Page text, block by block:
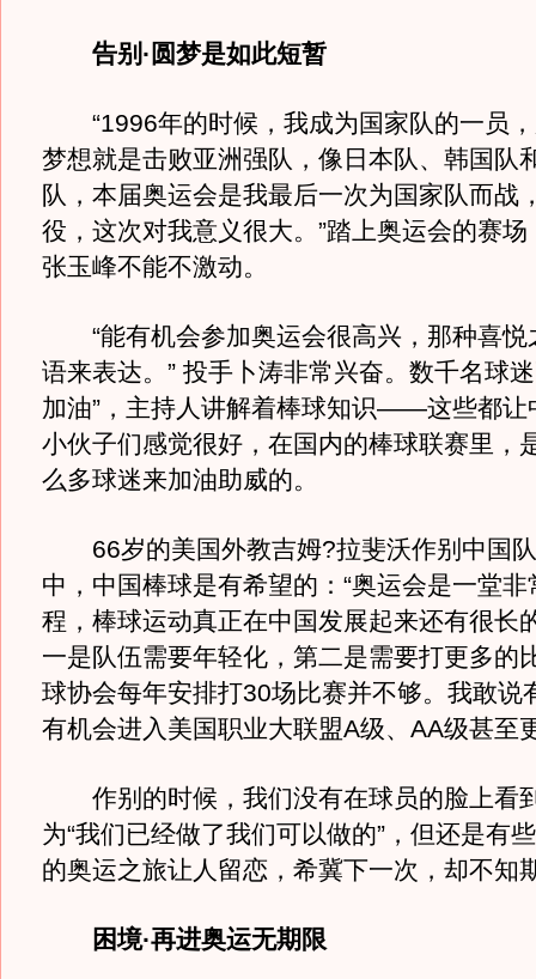
告别·圆梦是如此短暂
“1996年的时候，我成为国家队的一员，
梦想就是击败亚洲强队，像日本队、韩国队
队，本届奥运会是我最后一次为国家队而战
役，这次对我意义很大。”踏上奥运会的赛
张玉峰不能不激动。
“能有机会参加奥运会很高兴，那种喜悦
语来表达。” 投手卜涛非常兴奋。数千名球
加油”，主持人讲解着棒球知识——这些都让
小伙子们感觉很好，在国内的棒球联赛里，
么多球迷来加油助威的。
66岁的美国外教吉姆?拉斐沃作别中国
中，中国棒球是有希望的：“奥运会是一堂
程，棒球运动真正在中国发展起来还有很长
一是队伍需要年轻化，第二是需要打更多的
球协会每年安排打30场比赛并不够。我敢说
有机会进入美国职业大联盟A级、AA级甚至
作别的时候，我们没有在球员的脸上看
为“我们已经做了我们可以做的”，但还是有
的奥运之旅让人留恋，希冀下一次，却不知
困境·再进奥运无期限